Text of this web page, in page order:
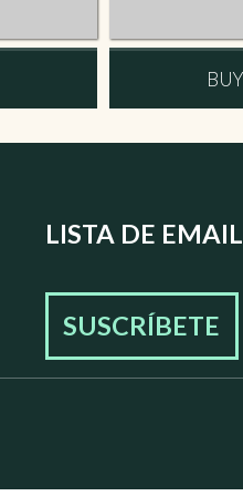
LISTA DE
SUSCRÍBETE